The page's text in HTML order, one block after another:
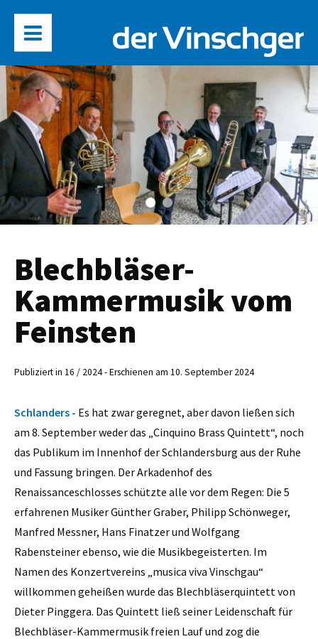
Blechbläser-
Kammermusik vom
Feinsten
Publiziert in 16 / 2024 - Erschienen am 10. September 2024
Schlanders - Es hat zwar geregnet, aber davon ließen sich
am 8. September weder das „Cinquino Brass Quintett“, noch
das Publikum im Innenhof der Schlandersburg aus der Ruhe
und Fassung bringen. Der Arkadenhof des
Renaissanceschlosses schützte alle vor dem Regen: Die 5
erfahrenen Musiker Günther Graber, Philipp Schönweger,
Manfred Messner, Hans Finatzer und Wolfgang
Rabensteiner ebenso, wie die Musikbegeisterten. Im
Namen des Konzertvereins „musica viva Vinschgau“
willkommen geheißen wurde das Blechbläserquintett von
Dieter Pinggera. Das Quintett ließ seiner Leidenschaft für
Blechbläser-Kammermusik freien Lauf und zog die